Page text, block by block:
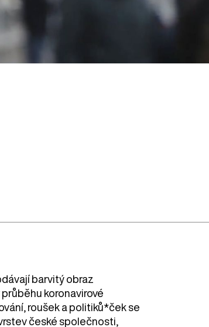
barvitý obraz
koronavirové
roušek a politiků*ček se
české společnosti,